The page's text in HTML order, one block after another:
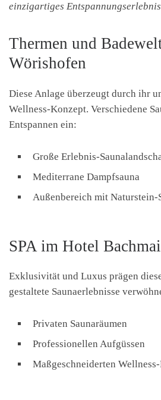
einzigartiges
Thermen und
Wörishofen
Diese Anlage überzeugt durch ihr
Wellness-Konzept. Verschiedene
Entspannen ein:
Große Erlebnis-
Mediterrane Dampfsauna
Außenbereich mit Naturstein-
SPA im Hotel
Exklusivität und Luxus prägen
gestaltete Saunaerlebnisse
Privaten Saunaräumen
Professionellen Aufgüssen
Maßgeschneiderten